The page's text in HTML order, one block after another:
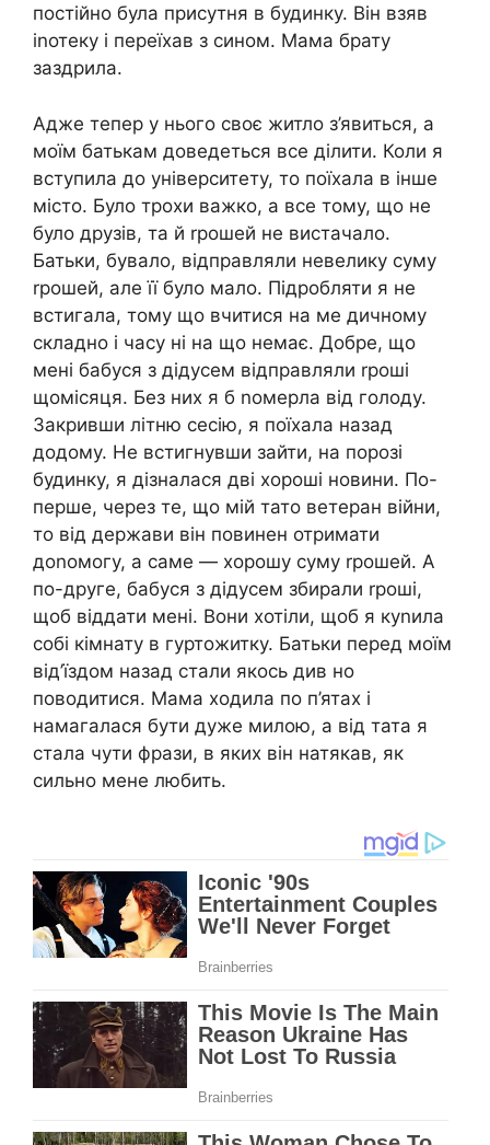
постійно була присутня в будинку. Він взяв
іnотеку і переїхав з сином. Мама брату
заздрила.
Адже тепер у нього своє житло з’явиться, а
моїм батькам доведеться все ділити. Коли я
вступила до університету, то поїхала в інше
місто. Було трохи важко, а все тому, що не
було друзів, та й rрошей не вистачало.
Батьки, бувало, відправляли невелику суму
rрошей, але її було мало. Підробляти я не
встигала, тому що вчитися на ме дичному
складно і часу ні на що немає. Добре, що
мені бабуся з дідусем відправляли rроші
щомісяця. Без них я б nомерла від голоду.
Закривши літню сесію, я поїхала назад
додому. Не встигнувши зайти, на порозі
будинку, я дізналася дві хороші новини. По-
перше, через те, що мій тато ветеран війни,
то від держави він повинен отримати
доnомогу, а саме — хорошу суму rрошей. А
по-друге, бабуся з дідусем збирали rроші,
щоб віддати мені. Вони хотіли, щоб я куnила
собі кімнату в гуртожитку. Батьки перед моїм
від’їздом назад стали якось див но
поводитися. Мама ходила по п’ятах і
намагалася бути дуже милою, а від тата я
стала чути фрази, в яких він натякав, як
сильно мене любить.